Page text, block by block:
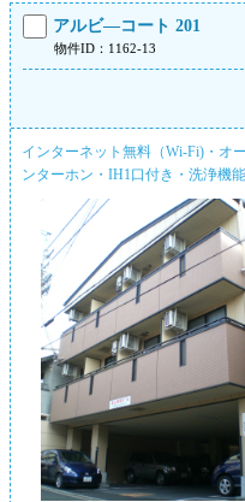
アルビ―コート 201
物件ID：1162-13
インターネット無料（Wi-Fi)・オ
ンターホン・IH1口付き・洗浄機